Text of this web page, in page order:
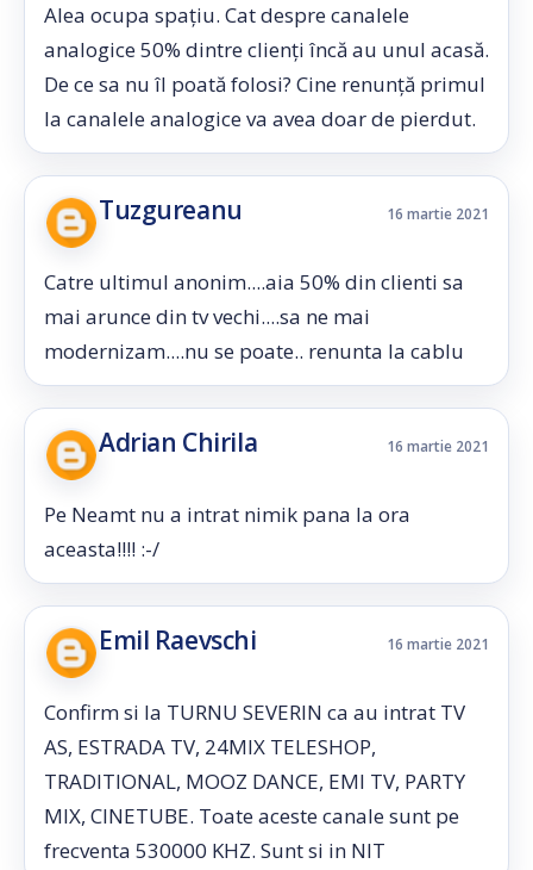
Alea ocupa spațiu. Cat despre canalele
analogice 50% dintre clienți încă au unul acasă.
De ce sa nu îl poată folosi? Cine renunță primul
la canalele analogice va avea doar de pierdut.
Tuzgureanu 16 martie 2021
Catre ultimul anonim....aia 50% din clienti sa
mai arunce din tv vechi....sa ne mai
modernizam....nu se poate.. renunta la cablu
Adrian Chirila 16 martie 2021
Pe Neamt nu a intrat nimik pana la ora
aceasta!!!! :-/
Emil Raevschi 16 martie 2021
Confirm si la TURNU SEVERIN ca au intrat TV
AS, ESTRADA TV, 24MIX TELESHOP,
TRADITIONAL, MOOZ DANCE, EMI TV, PARTY
MIX, CINETUBE. Toate aceste canale sunt pe
frecventa 530000 KHZ. Sunt si in NIT